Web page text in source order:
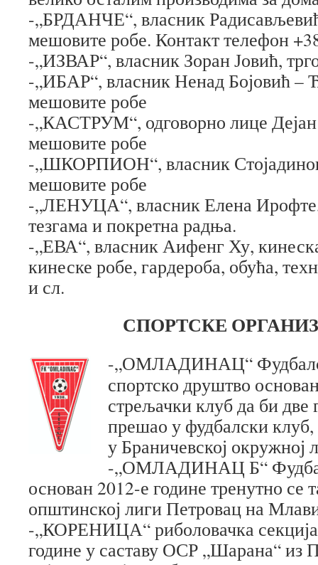
-„БРДАНЧЕ“, власник
мешовите робе. Контакт телефон
-„ИЗВАР“, власник Зоран Јовић,
-„ИБАР“, власник Ненад Бојовић –
мешовите робе
-„КАСТРУМ“, одговорно лице Дејан
мешовите робе
-„ШКОРПИОН“, власник
мешовите робе
-„ЛЕНУЦА“, власник Елена Ирофте,
тезгама и покретна радња.
-„ЕВА“, власник Аифенг Ху,
кинеске робе, гардероба, обућа,
и сл.
СПОРТСКЕ
-„ОМЛАДИНАЦ“
спортско друштво
стрељачки клуб да би две
прешао у фудбалски
у Браничевској окружној
-„ОМЛАДИНАЦ Б“
основан 2012-е године тренутно се
општинској лиги Петровац на
-„КОРЕНИЦА“ риболовачка
године у саставу ОСР „Шарана“ из